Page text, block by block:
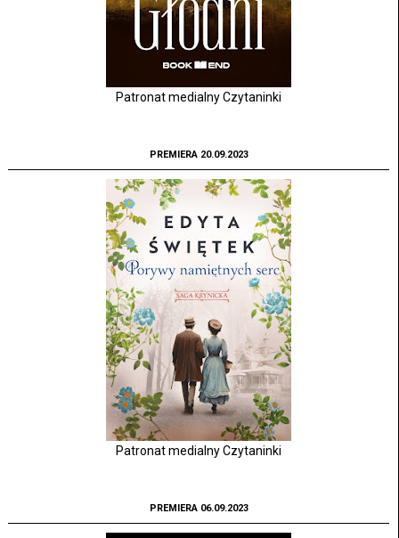
Patronat medialny Czytaninki
PREMIERA 20.09.2023
Patronat medialny Czytaninki
PREMIERA 06.09.2023